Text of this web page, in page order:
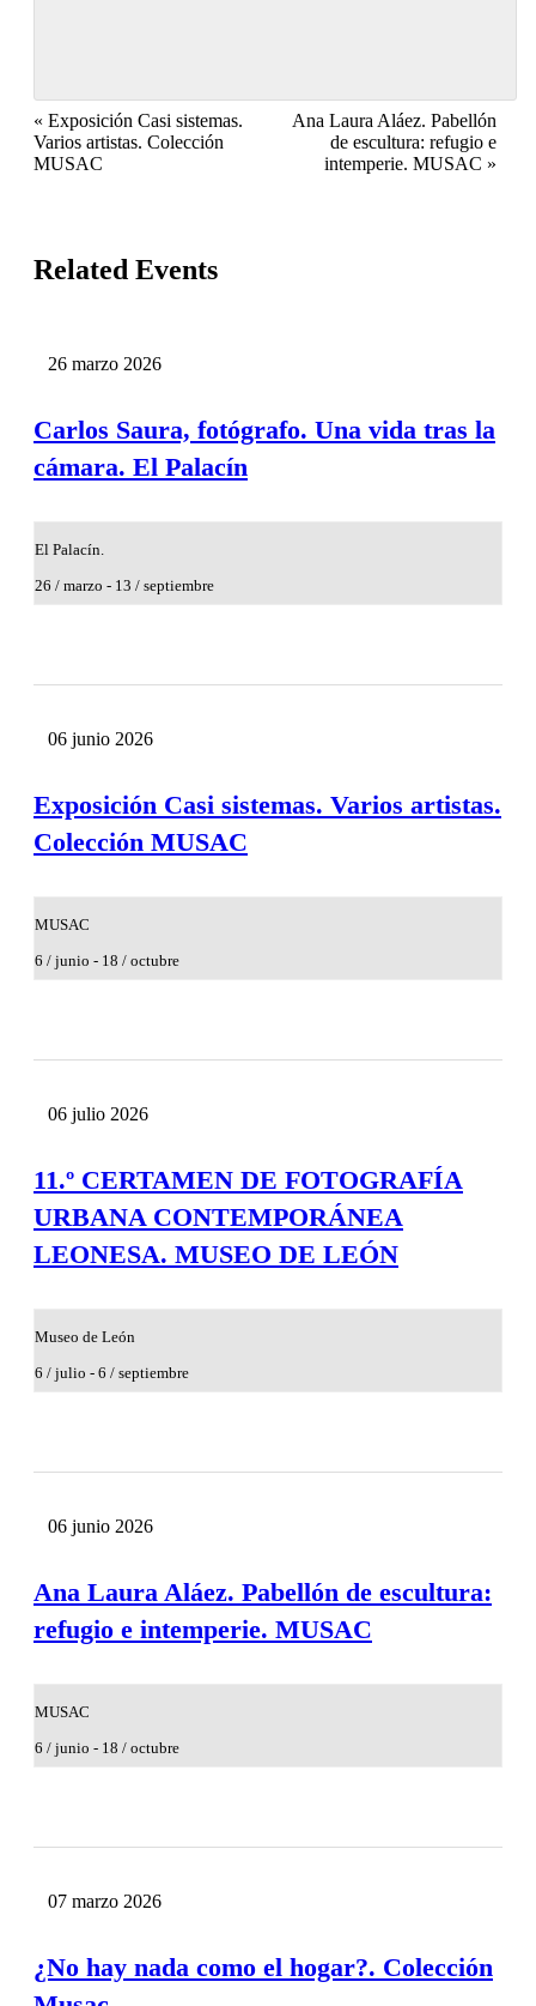
Event
Navigation
« Exposición Casi sistemas.
Varios artistas. Colección
MUSAC
Ana Laura Aláez. Pabellón
de escultura: refugio e
intemperie. MUSAC »
Related Events
26 marzo 2026
Carlos Saura, fotógrafo. Una vida tras la
cámara. El Palacín
El Palacín.
26 / marzo - 13 / septiembre
06 junio 2026
Exposición Casi sistemas. Varios artistas.
Colección MUSAC
MUSAC
6 / junio - 18 / octubre
06 julio 2026
11.º CERTAMEN DE FOTOGRAFÍA
URBANA CONTEMPORÁNEA
LEONESA. MUSEO DE LEÓN
Museo de León
6 / julio - 6 / septiembre
06 junio 2026
Ana Laura Aláez. Pabellón de escultura:
refugio e intemperie. MUSAC
MUSAC
6 / junio - 18 / octubre
07 marzo 2026
¿No hay nada como el hogar?. Colección